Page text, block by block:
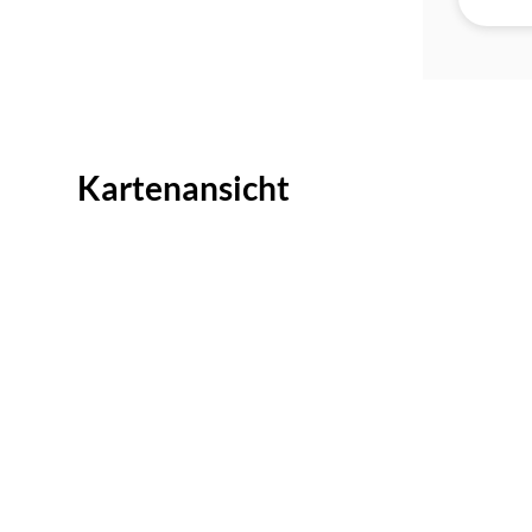
Kartenansicht